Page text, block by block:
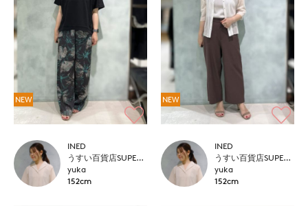
NEW
INED
うすい百貨店SUPERIOR CLOSET
yuka
152cm
NEW
INED
うすい百貨店SUPERIOR CLOSET
yuka
152cm